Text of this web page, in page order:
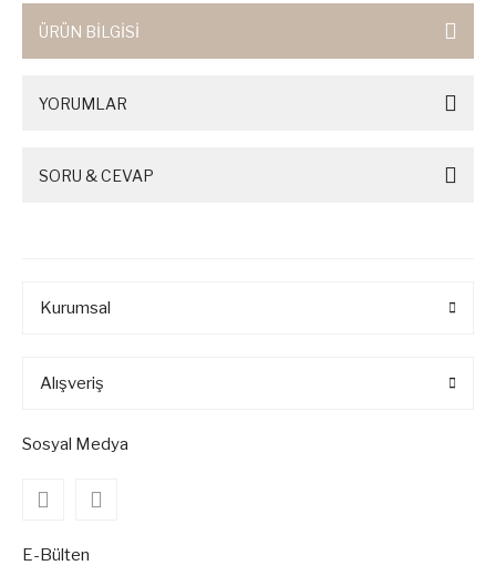
ÜRÜN BİLGİSİ
YORUMLAR
SORU & CEVAP
Kurumsal
Alışveriş
Sosyal Medya
E-Bülten